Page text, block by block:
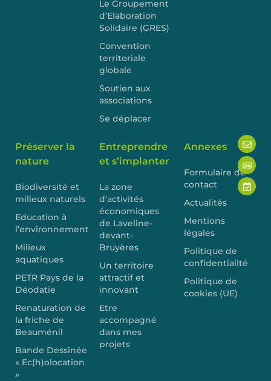
Le Groupement
d’Elaboration
Solidaire (GRES)
Convention
territoriale
globale
Soutien aux
associations
Se déplacer
Préserver la
nature
Biodiversité et
milieux naturels
Education à
l’environnement
Milieux
aquatiques
PETR Pays de la
Déodatie
Renaturation de
la friche de
Beauménil
Bande Dessinée
« Ec(h)olocation
»
Entreprendre
et s’implanter
La zone
d’activités
économiques
de Laveline-
devant-
Bruyères
Un territoire
attractif et
innovant
Etre
accompagné
dans mes
projets
Annexes
Formulaire de
contact
Actualités
Mentions
légales
Politique de
confidentialité
Politique de
cookies (UE)